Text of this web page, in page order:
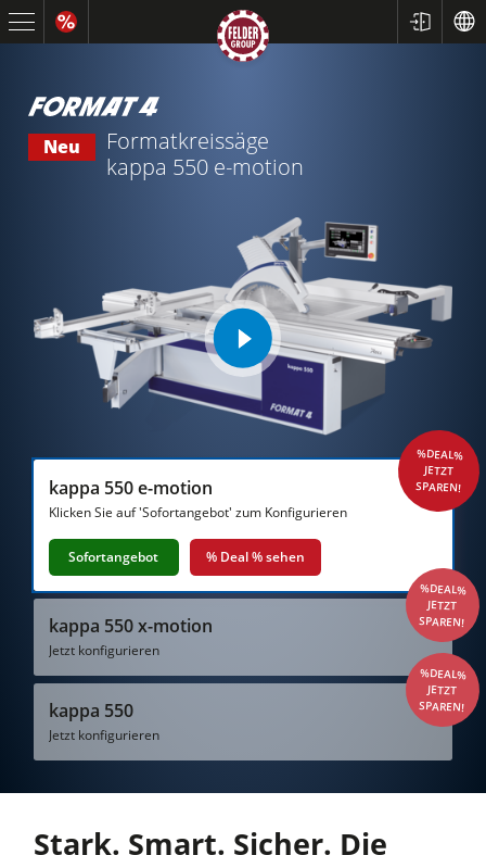
Kreissägen und Formatkreissägen
Fräsmaschinen
Kombimaschinen
CNC-Bearbeitungszentren
Kantenanleimmaschinen
CNC Fenster- und Türenbearbeitung
Langband- & Kantenschleifmaschinen
Neu
Formatkreissäge
kappa 550 e-motion
kappa 550 e-motion
Klicken Sie auf 'Sofortangebot' zum Konfigurieren
Sofortangebot % Deal % sehen
%DEAL%
JETZT
SPAREN!
kappa 550 x-motion
Jetzt konfigurieren
%DEAL%
JETZT
SPAREN!
kappa 550
Jetzt konfigurieren
%DEAL%
JETZT
SPAREN!
Stark. Smart. Sicher. Die